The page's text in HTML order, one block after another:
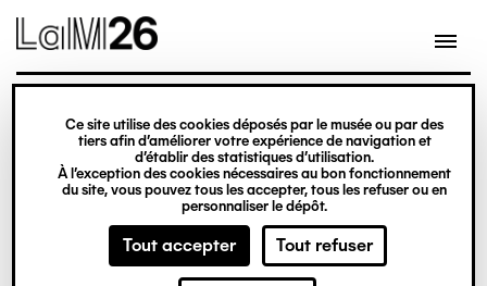
Gestion des cookies
Ce site utilise des cookies déposés par le musée ou par des
tiers afin d’améliorer votre expérience de navigation et
d’établir des statistiques d’utilisation.
À l’exception des cookies nécessaires au bon fonctionnement
du site, vous pouvez tous les accepter, tous les refuser ou en
personnaliser le dépôt.
Tout accepter Tout refuser
contenu